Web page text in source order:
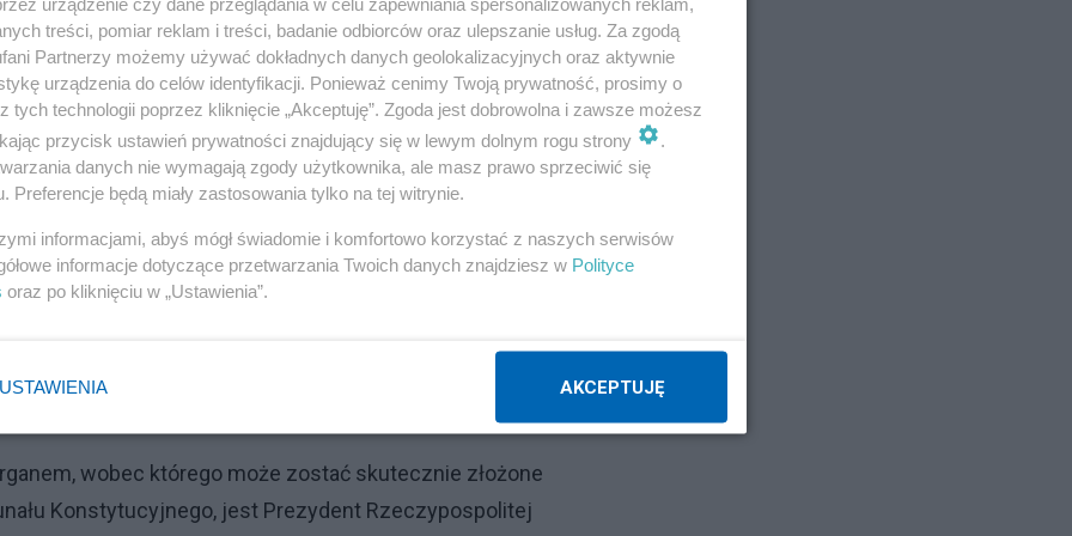
1 ustawy z dnia 30 listopada 2016 r. o statusie
wyroku Trybunału Konstytucyjnego z dnia 3 grudnia
sędziów Trybunału Konstytucyjnego stanowi:
wobec Prezydenta Rzeczypospolitej Polskiej
wykonywaniu powierzonych mi obowiązków
Narodowi, stać na straży Konstytucji, a powierzone mi
Ślubowanie może być złożone z dodaniem
wobec którego może zostać skutecznie złożone
Konstytucyjnego, jest Prezydent Rzeczypospolitej
Napisz notkę
treści, pomiar reklam i treści, badanie odbiorców oraz ulepszanie usług. Za zgodą
Partnerzy możemy używać dokładnych danych geolokalizacyjnych oraz aktywnie
urządzenia do celów identyfikacji. Ponieważ cenimy Twoją prywatność, prosimy o
tych technologii poprzez kliknięcie „Akceptuję”. Zgoda jest dobrowolna i zawsze możesz
przycisk ustawień prywatności znajdujący się w lewym dolnym rogu strony
.
danych nie wymagają zgody użytkownika, ale masz prawo sprzeciwić się
Preferencje będą miały zastosowania tylko na tej witrynie.
informacjami, abyś mógł świadomie i komfortowo korzystać z naszych serwisów
informacje dotyczące przetwarzania Twoich danych znajdziesz w Polityce
oraz po kliknięciu w „Ustawienia”.
USTAWIENIA AKCEPTUJĘ